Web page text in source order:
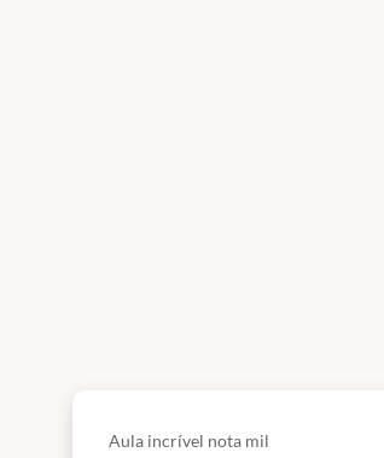
Aula incrível nota mil